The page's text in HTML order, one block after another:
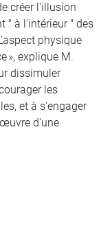
créer l'illusion
" à l'intérieur " des
physique
», explique M.
dissimuler
les
et à s'engager
d'une